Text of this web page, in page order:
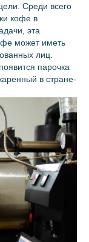
Среди всего
кофе в
эта
может иметь
лиц.
парочка
в стране-